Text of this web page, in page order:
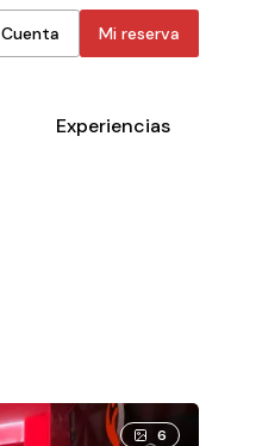
Cuenta Mi reserva
Experiencias
6